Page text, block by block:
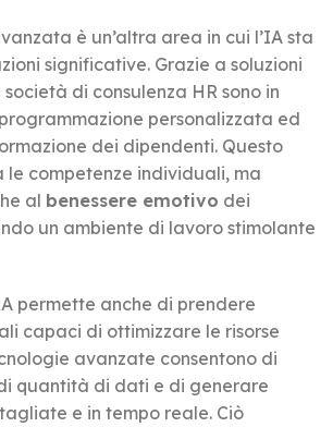
è un’altra area in cui l’IA sta
significative. Grazie a soluzioni
società di consulenza HR sono in
personalizzata ed
dei dipendenti. Questo
le competenze individuali, ma
al benessere emotivo dei
un ambiente di lavoro stimolante
permette anche di prendere
capaci di ottimizzare le risorse
avanzate consentono di
quantità di dati e di generare
e in tempo reale. Ciò